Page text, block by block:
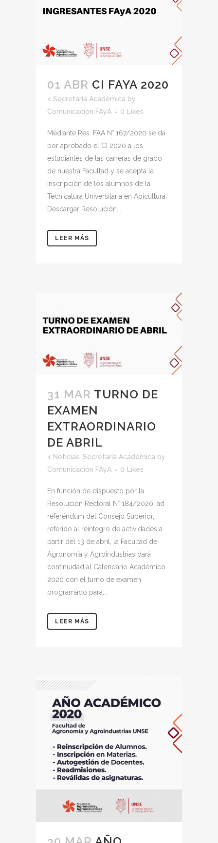
01 ABR CI FAYA 2020
< Secretaría Académica by
Comunicación FAyA
0 Likes
Mediante Res. FAA N° 167/2020 se da
por aprobado el CI 2020 a los
estudiantes de las carreras de grado
de nuestra Facultad y se acepta la
inscripción de los alumnos de la
Tecnicatura Universitaria en Apicultura.
Descargar Resolución...
LEER MÁS
31 MAR TURNO DE
EXAMEN
EXTRAORDINARIO
DE ABRIL
< Noticias Secretaría Académica by
Comunicación FAyA
0 Likes
En función de dispuesto por la
Resolución Rectoral N° 184/2020, ad
referéndum del Consejo Superior,
referido al reintegro de actividades a
partir del 13 de abril, la Facultad de
Agronomía y Agroindustrias dará
continuidad al Calendario Académico
2020 con el turno de examen
programado para...
LEER MÁS